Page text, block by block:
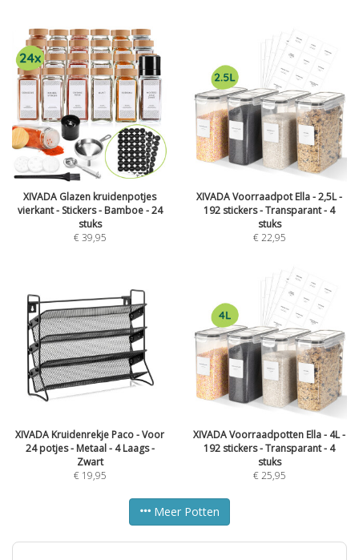
XIVADA Glazen kruidenpotjes
vierkant - Stickers - Bamboe - 24
stuks
€39,95
XIVADA Voorraadpot Ella - 2,5L -
192 stickers - Transparant - 4
stuks
€22,95
XIVADA Kruidenrekje Paco - Voor
24 potjes - Metaal - 4 Laags -
Zwart
€ 19,95
XIVADA Voorraadpotten Ella - 4L -
192 stickers - Transparant - 4
stuks
€25,95
Meer Potten